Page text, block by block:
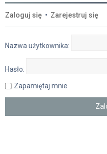
Zaloguj się • Zarejestruj się
Nazwa użytkownika:
Hasło:
Zapamiętaj mnie